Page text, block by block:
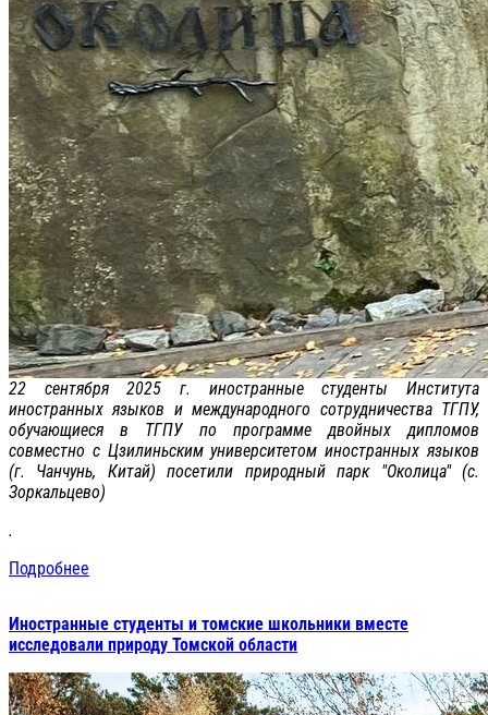
22 сентября 2025 г. иностранные студенты Института
иностранных языков и международного сотрудничества ТГПУ,
обучающиеся в ТГПУ по программе двойных дипломов
совместно с Цзилиньским университетом иностранных языков
(г. Чанчунь, Китай) посетили природный парк "Околица" (с.
Зоркальцево)
.
Подробнее
Иностранные студенты и томские школьники вместе
исследовали природу Томской области